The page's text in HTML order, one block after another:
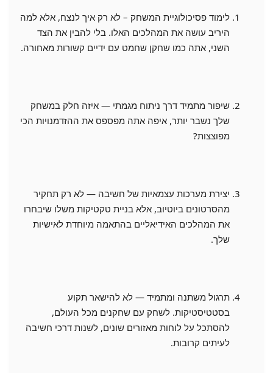
לימוד פסיכולוגיית המשחק – לא רק איך לנצח, אלא למה
היריב עושה את המהלכים האלו. בלי להבין את הצד
השני, אתה כמו שחקן שחמט עם ידיים קשורות מאחורה.
שיפור מתמיד דרך ניתוח מגמתי — איזה חלק במשחק
שלך נשבר יותר, איפה אתה מפספס את ההזדמנויות הכי
מפוצצות?
יצירת מערכות עצמאיות של חשיבה — לא רק תחקיר
מהסרטונים ביוטיוב, אלא בניית טקטיקות משלו שיבחרו
את המהלכים האידיאליים בהתאמה מיוחדת לאישיות
שלך.
תרגול משתנה ומתמיד — לא להישאר תקוע
בסטטיסטיקות. לשחק עם שחקנים מכל העולם,
להסתכל על לוחות מאזורים שונים, לשנות דרכי חשיבה
לעיתים קרובות.